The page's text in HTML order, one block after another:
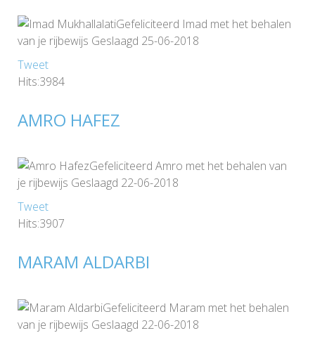
Gefeliciteerd Imad met het behalen
van je rijbewijs Geslaagd 25-06-2018
Tweet
Hits:3984
AMRO HAFEZ
Gefeliciteerd Amro met het behalen van
je rijbewijs Geslaagd 22-06-2018
Tweet
Hits:3907
MARAM ALDARBI
Gefeliciteerd Maram met het behalen
van je rijbewijs Geslaagd 22-06-2018